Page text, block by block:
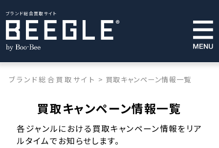
ブランド総合買取サイト
ブランド総合買取サイト > 買取キャンペーン情報一覧
買取キャンペーン情報一覧
各ジャンルにおける買取キャンペーン情報をリア
ルタイムでお知らせします。